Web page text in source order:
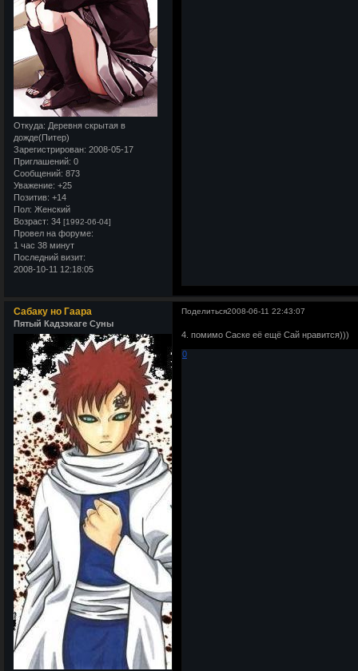
Откуда: Деревня скрытая в
дожде(Питер)
Зарегистрирован: 2008-05-17
Приглашений: 0
Сообщений: 873
Уважение: +25
Позитив: +14
Пол: Женский
Возраст: 34 [1992-06-04]
Провел на форуме:
1 час 38 минут
Последний визит:
2008-10-11 12:18:05
Поделиться2008-06-11 22:43:07
Сабаку но Гаара
Пятый Кадзэкаге Суны
4. помимо Саске её ещё Сай нравится)))
0